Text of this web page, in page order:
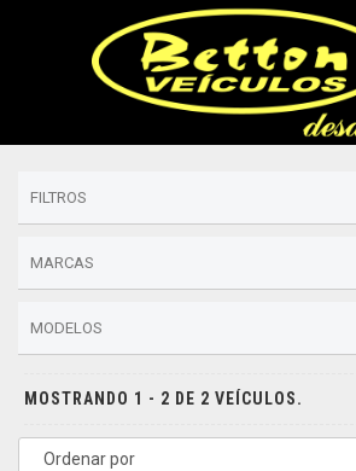
FILTROS
MARCAS
MODELOS
MOSTRANDO 1 - 2 DE 2 VEÍCULOS.
Ordenar por